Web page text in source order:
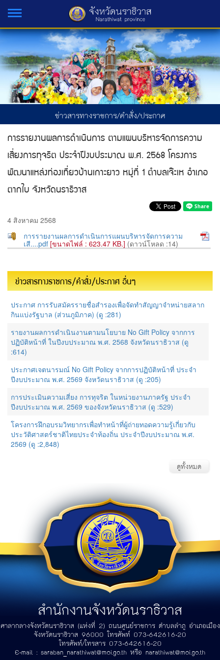
ข่าวสารทางราชการ/คำสั่ง/ประกาศ
การรายงานผลการดำเนินการ ตามแผนบริหารจัดการความ
เสี่ยงการทุจริต ประจำปีงบประมาณ พ.ศ. 2568 โครงการ
พัฒนาแหล่งท่องเที่ยวบ้านเกาะยาว หมู่ที่ 1 ตำบลเจ๊ะเห อำเภอ
ตากใบ จังหวัดนราธิวาส
4 สิงหาคม 2568
การรายงานผลการดำเนินการแผนบริหารจัดการความ
เสี....pdf[ขนาดไฟล์ : 623.47 KB.] (ดาวน์โหลด :14)
ข่าวสารทางราชการ/คำสั่ง/ประกาศ อื่นๆ
ประกาศ การรับสมัครรายชื่อสำรองเพื่อจัดทำสัญญาจำหน่ายสลาก
กินแบ่งรัฐบาล (ส่วนภูมิภาค) (ดู :281)
รายงานผลการดำเนินงานตามนโยบาย No Gift Policy จากการ
ปฏิบัติหน้าที่ ในปีงบประมาณ พ.ศ. 2568 จังหวัดนราธิวาส (ดู
:614)
ประกาศเจตนารมณ์ No Gift Policy จากการปฏิบัติหน้าที่ ประจำ
ปีงบประมาณ พ.ศ. 2569 จังหวัดนราธิวาส (ดู :205)
การประเมินความเสี่ยง การทุจริต ในหน่วยงานภาครัฐ ประจำ
ปีงบประมาณ พ.ศ. 2569 ของจังหวัดนราธิวาส (ดู :529)
โครงการฝึกอบรมวิทยากรเพื่อทำหน้าที่ผู้ถ่ายทอดความรู้เกี่ยวกับ
ประวัติศาสตร์ชาติไทยประจำท้องถิ่น ประจำปีงบประมาณ พ.ศ.
2569 (ดู :2,848)
ดูทั้งหมด
สำนักงานจังหวัดนราธิวาส
ศาลากลางจังหวัดนราธิวาส (แห่งที่ 2) ถนนศูนย์ราชการ ตำบลลำภู อำเภอเมือง
จังหวัดนราธิวาส 96000 โทรศัพท์ 073-642616-20
โทรศัพท์/โทรสาร 073-642616-20
E-mail : saraban_narathiwat@moi.go.th หรือ narathiwat@moi.go.th